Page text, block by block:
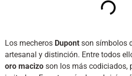
Los mecheros Dupont son símbolos
artesanal y distinción. Entre todos
oro macizo son los más codiciados,